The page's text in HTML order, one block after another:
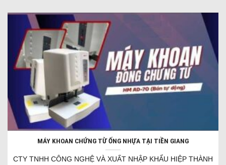
MÁY KHOAN CHỨNG TỪ ỐNG NHỰA TẠI TIỀN GIANG
CTY TNHH CÔNG NGHỆ VÀ XUẤT NHẬP KHẨU HIỆP THÀNH